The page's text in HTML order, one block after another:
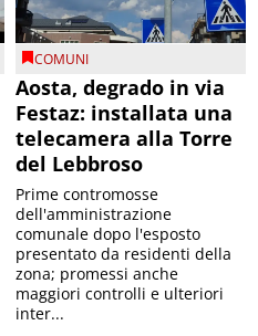
COMUNI
Aosta, degrado in via
Festaz: installata una
telecamera alla Torre
del Lebbroso
Prime contromosse
dell'amministrazione
comunale dopo l'esposto
presentato da residenti della
zona; promessi anche
maggiori controlli e ulteriori
inter...